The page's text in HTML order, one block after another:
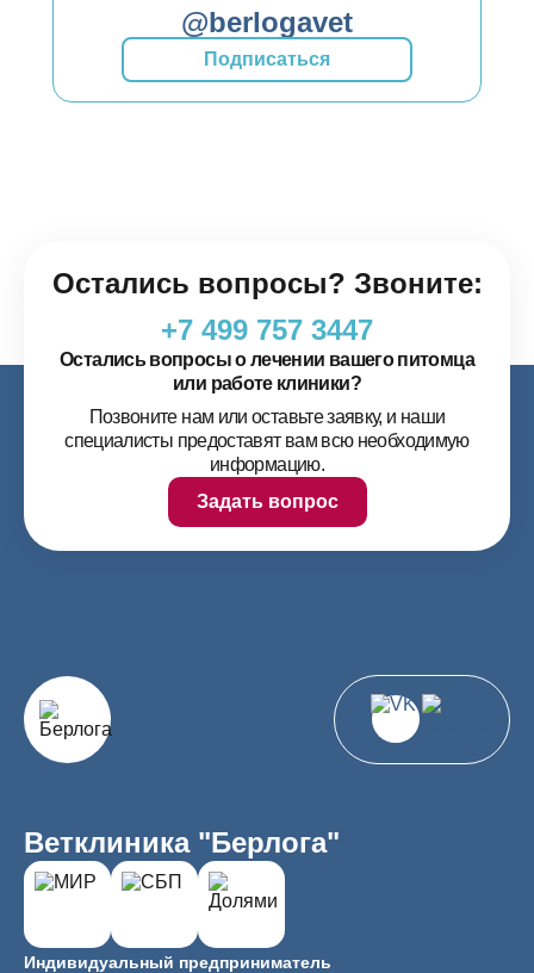
@berlogavet
Подписаться
Остались вопросы? Звоните:
+7 499 757 3447
Остались вопросы о лечении вашего питомца
или работе клиники?
Позвоните нам или оставьте заявку, и наши
специалисты предоставят вам всю необходимую
информацию.
Задать вопрос
Ветклиника "Берлога"
Индивидуальный предприниматель